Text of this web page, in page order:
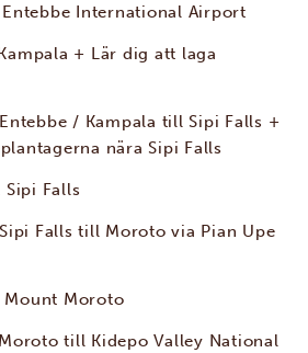
International Airport
+ Lär dig att laga
/ Kampala till Sipi Falls +
nära Sipi Falls
Falls
Falls till Moroto via Pian Upe
Mount Moroto
till Kidepo Valley National